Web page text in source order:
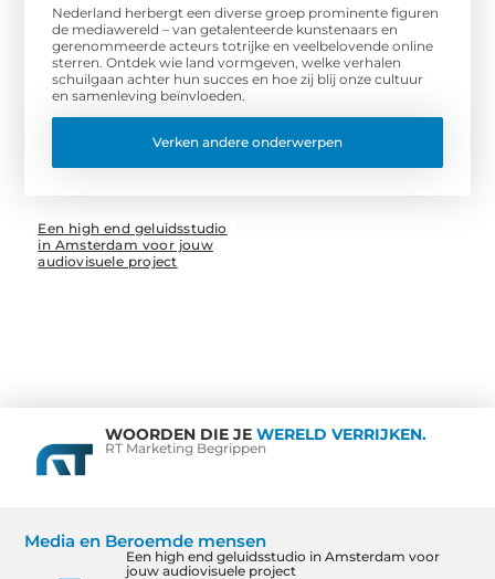
Nederland herbergt een diverse groep prominente figuren
de mediawereld – van getalenteerde kunstenaars en
gerenommeerde acteurs totrijke en veelbelovende online
sterren. Ontdek wie land vormgeven, welke verhalen
schuilgaan achter hun succes en hoe zij blij onze cultuur
en samenleving beïnvloeden.
Verken andere onderwerpen
Een high end geluidsstudio
in Amsterdam voor jouw
audiovisuele project
WOORDEN DIE JE WERELD VERRIJKEN.
RT Marketing Begrippen
Media en Beroemde mensen
Een high end geluidsstudio in Amsterdam voor
jouw audiovisuele project